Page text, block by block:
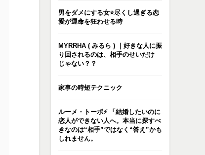
男をダメにする女⭐️尽くし過ぎる恋
愛が運命を狂わせる時
MYRRHA ( みるら ) ｜好きな人に振
り回されるのは、相手のせいだけ
じゃない？？
家事の時短テクニック
ルーメ・トーポ⚡️ 「結婚したいのに
恋人ができない人へ。本当に探すべ
きなのは“相手”ではなく“答え”かも
しれません。